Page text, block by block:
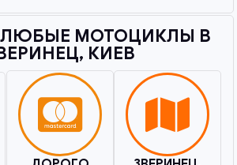
МОТОЦИКЛЫ В
КИЕВ​